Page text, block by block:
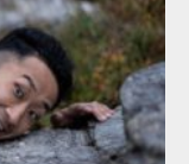
外資系筋肉